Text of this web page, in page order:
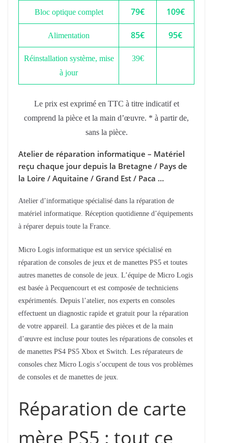
Bloc optique complet 79€ 109€
Alimentation 85€ 95€
Réinstallation système, mise
à jour
39€
Le prix est exprimé en TTC à titre indicatif et
comprend la pièce et la main d’œuvre. * à partir de,
sans la pièce.
Atelier de réparation informatique – Matériel
reçu chaque jour depuis la Bretagne / Pays de
la Loire / Aquitaine / Grand Est / Paca …
Atelier d’informatique spécialisé dans la réparation de
matériel informatique. Réception quotidienne d’équipements
à réparer depuis toute la France.
Micro Logis informatique est un service spécialisé en
réparation de consoles de jeux et de manettes PS5 et toutes
autres manettes de console de jeux. L’équipe de Micro Logis
est basée à Pecquencourt et est composée de techniciens
expérimentés. Depuis l’atelier, nos experts en consoles
effectuent un diagnostic rapide et gratuit pour la réparation
de votre appareil. La garantie des pièces et de la main
d’œuvre est incluse pour toutes les réparations de consoles et
de manettes PS4 PS5 Xbox et Switch. Les réparateurs de
consoles chez Micro Logis s’occupent de tous vos problèmes
de consoles et de manettes de jeux.
Réparation de carte
mère PS5 : tout ce